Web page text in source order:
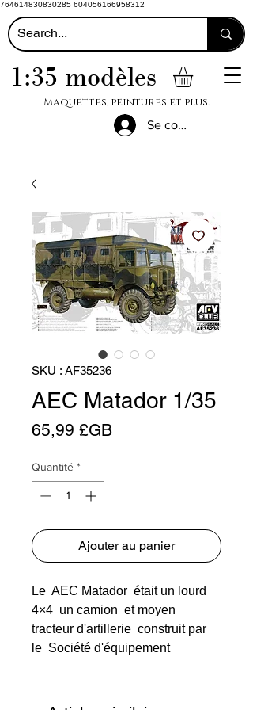
764614830830285 604056166958312
1:35 modèles
Maquettes, peintures et plus.
Se connecter
SKU : AF35236
AEC Matador 1/35
65,99 £GBPrix
Quantité *
Ajouter au panier
Le AEC Matador était un lourd
4×4 un camion et moyen
tracteur d'artillerie construit par
le Société d'équipement
Commonwealth pendant la